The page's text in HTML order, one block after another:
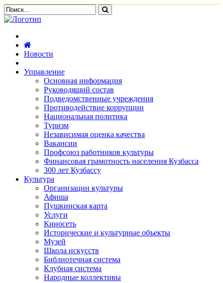
Новости
Управление
Основная информация
Руководящий состав
Подведомственные учреждения
Противодействие коррупции
Национальная политика
Туризм
Независимая оценка качества
Вакансии
Профсоюз работников культуры
Финансовая грамотность населения Кузбасса
300 лет Кузбассу
Культура
Организации культуры
Афиша
Пушкинская карта
Услуги
Киносеть
Исторические и культурные объекты
Музей
Школа искусств
Библиотечная система
Клубная система
Народные коллективы